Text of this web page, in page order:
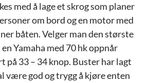
med å lage et skrog som planer
om bord og en motor med
båten. Velger man den største
Yamaha med 70 hk oppnår
på 33 – 34 knop. Buster har lagt
være god og trygg å kjøre enten